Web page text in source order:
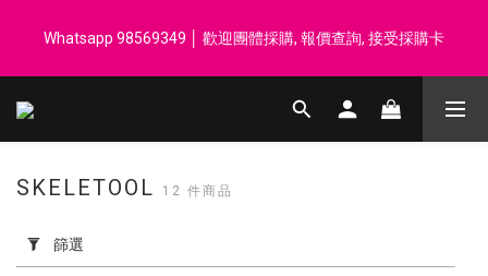
汗毛巾 韓國制 送完即止
Whatsapp 98569349 │ 歡迎團體採購, 報價查詢, 接受採購卡
登記會員享每$50回贈$1 │ 滿HK$899 送 N-rit Campack Towel 吸
用
篩
SKELETOOL 12 件商品
篩選